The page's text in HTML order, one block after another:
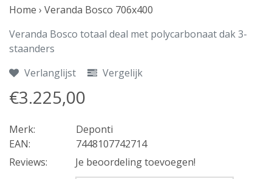
Home › Veranda Bosco 706x400
Veranda Bosco totaal deal met polycarbonaat dak 3-
staanders
Verlanglijst
Vergelijk
€3.225,00
Merk:
Deponti
EAN:
7448107742714
Reviews:
Je beoordeling toevoegen!